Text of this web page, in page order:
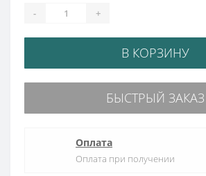
- +
В КОРЗИНУ
БЫСТРЫЙ ЗАКАЗ
Оплата
Оплата при получении